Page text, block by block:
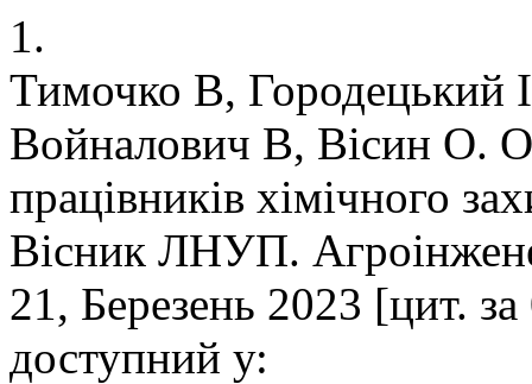
1.
Тимочко В, Городецький
Войналович В, Вісин О.
працівників хімічного
Вісник ЛНУП.
21, Березень 2023 [цит.
доступний у: